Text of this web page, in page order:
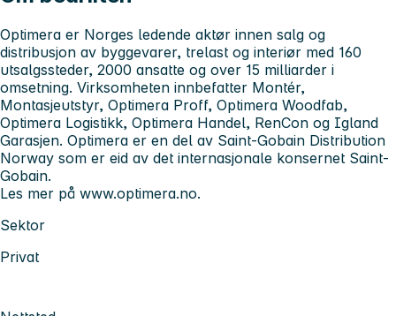
Optimera er Norges ledende aktør innen salg og
distribusjon av byggevarer, trelast og interiør med 160
utsalgssteder, 2000 ansatte og over 15 milliarder i
omsetning. Virksomheten innbefatter Montér,
Montasjeutstyr, Optimera Proff, Optimera Woodfab,
Optimera Logistikk, Optimera Handel, RenCon og Igland
Garasjen. Optimera er en del av Saint-Gobain Distribution
Norway som er eid av det internasjonale konsernet Saint-
Gobain.
Les mer på www.optimera.no.
Sektor
Privat